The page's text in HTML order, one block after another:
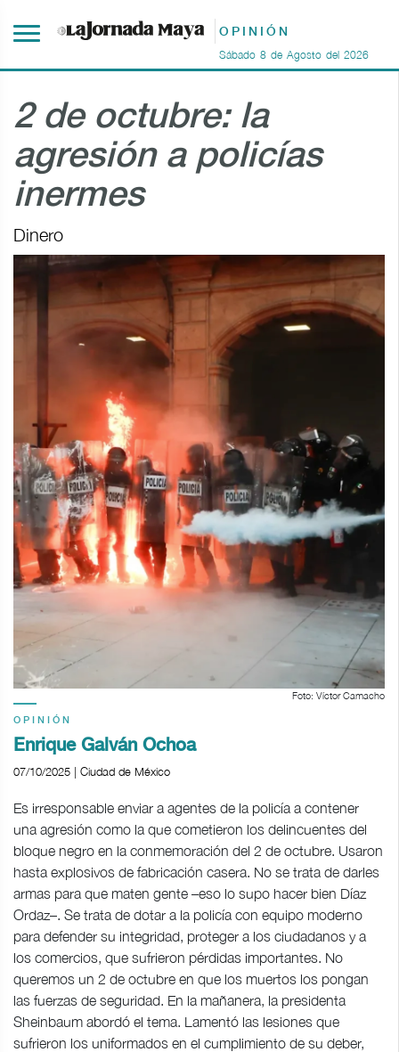
OPINIÓN
Sábado 8 de Agosto del 2026
2 de octubre: la
agresión a policías
inermes
Dinero
Foto: Víctor Camacho
OPINIÓN
Enrique Galván Ochoa
07/10/2025 | Ciudad de México
Es irresponsable enviar a agentes de la policía a contener
una agresión como la que cometieron los delincuentes del
bloque negro en la conmemoración del 2 de octubre. Usaron
hasta explosivos de fabricación casera. No se trata de darles
armas para que maten gente –eso lo supo hacer bien Díaz
Ordaz–. Se trata de dotar a la policía con equipo moderno
para defender su integridad, proteger a los ciudadanos y a
los comercios, que sufrieron pérdidas importantes. No
queremos un 2 de octubre en que los muertos los pongan
las fuerzas de seguridad. En la mañanera, la presidenta
Sheinbaum abordó el tema. Lamentó las lesiones que
sufrieron los uniformados en el cumplimiento de su deber,